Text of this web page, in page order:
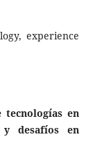
experience
en
y desafíos en